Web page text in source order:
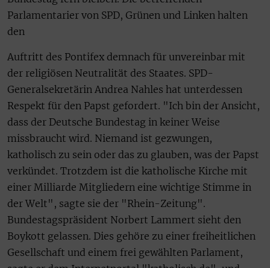
Parlamentarier von SPD, Grünen und Linken halten
den
Auftritt des Pontifex demnach für unvereinbar mit
der religiösen Neutralität des Staates. SPD-
Generalsekretärin Andrea Nahles hat unterdessen
Respekt für den Papst gefordert. "Ich bin der Ansicht,
dass der Deutsche Bundestag in keiner Weise
missbraucht wird. Niemand ist gezwungen,
katholisch zu sein oder das zu glauben, was der Papst
verkündet. Trotzdem ist die katholische Kirche mit
einer Milliarde Mitgliedern eine wichtige Stimme in
der Welt", sagte sie der "Rhein-Zeitung".
Bundestagspräsident Norbert Lammert sieht den
Boykott gelassen. Dies gehöre zu einer freiheitlichen
Gesellschaft und einem frei gewählten Parlament,